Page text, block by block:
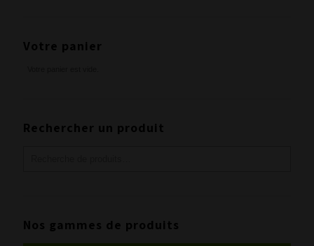
Votre panier
Rechercher un produit
Nos gammes de produits